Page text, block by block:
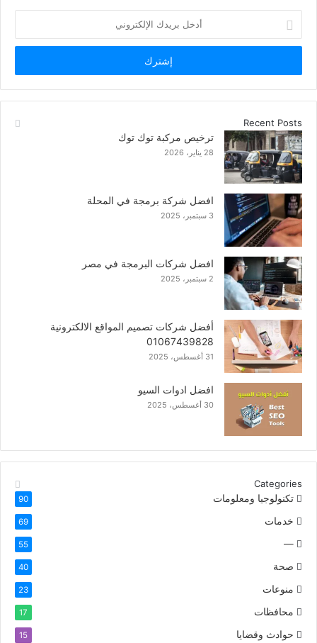
بريدك
الإلكتروني
Recent Posts
ترخيص مركبة توك توك
28 يناير، 2026
افضل شركة برمجة في المحلة
3 سبتمبر، 2025
افضل شركات البرمجة في مصر
2 سبتمبر، 2025
أفضل شركات تصميم المواقع الالكترونية
01067439828
31 أغسطس، 2025
افضل ادوات السيو
30 أغسطس، 2025
Categories
تكنولوجيا ومعلومات
90
خدمات 69
—
55
صحة 40
منوعات 23
محافظات 17
حوادث وقضايا 15